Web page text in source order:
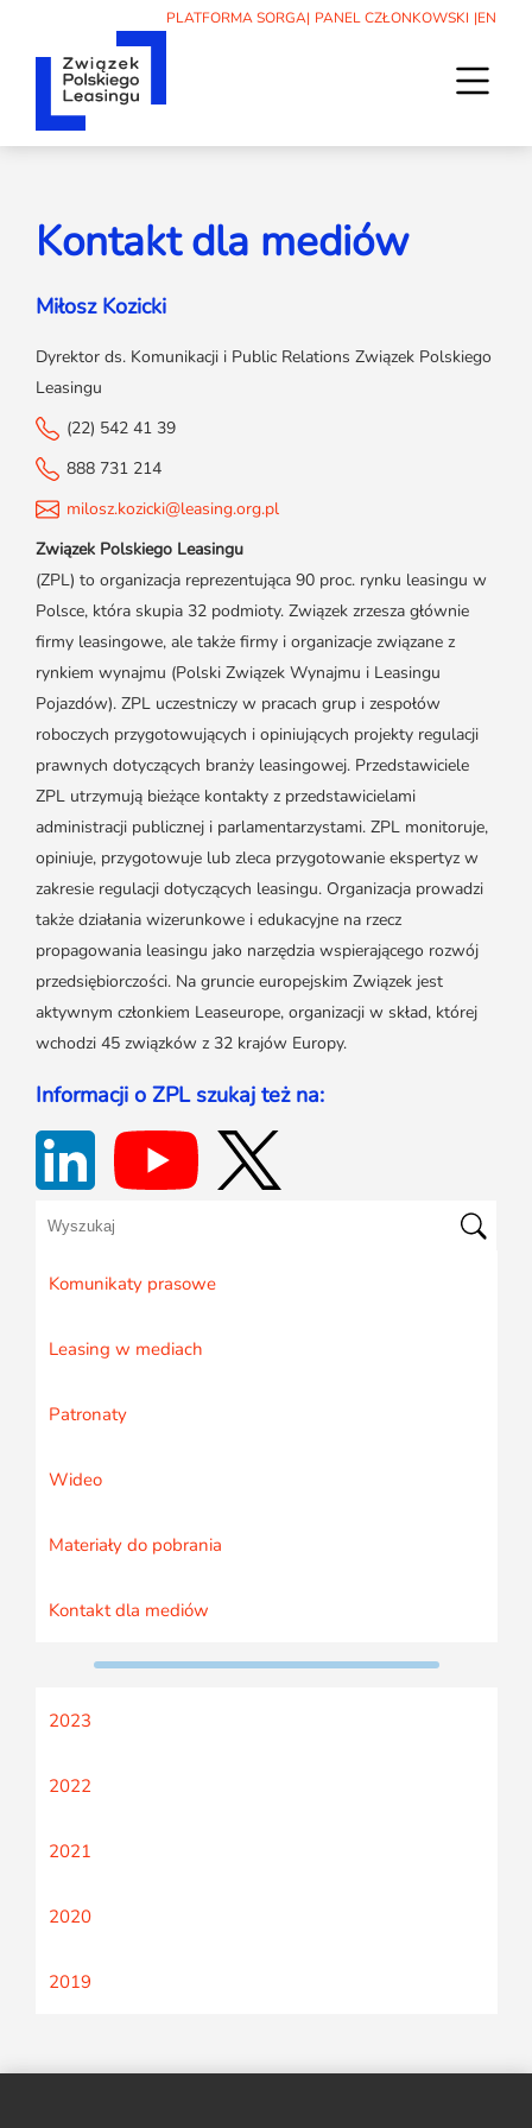
PLATFORMA SORGA| PANEL CZŁONKOWSKI |EN
Związek
Władze
Członkowie
Kodeks etyki
Sąd koleżeński
Współpraca międzynarodowa
Członkostwo
Zespół ZPL
Partnerzy ZPL
Subskrybuj Leaseletter
Leasing
Poradniki
Raporty i badania
Słownik
Dla początkujących
Znajdź leasingodawcę
Aktualności
30-lecie ZPL
Wydarzenia
Szkolenia
Patronaty
Archiwum
Statystyki
Media
Informacje prasowe
Informacje prasowe firm członkowskich
Materiały do pobrania
Kontakt dla mediów
Kontakt
Klauzule informacyjne
Kontakt dla mediów
Miłosz Kozicki
Dyrektor ds. Komunikacji i Public Relations Związek Polskiego
Leasingu
(22) 542 41 39
888 731 214
milosz.kozicki@leasing.org.pl
Związek Polskiego Leasingu
(ZPL) to organizacja reprezentująca 90 proc. rynku leasingu w
Polsce, która skupia 32 podmioty. Związek zrzesza głównie
firmy leasingowe, ale także firmy i organizacje związane z
rynkiem wynajmu (Polski Związek Wynajmu i Leasingu
Pojazdów). ZPL uczestniczy w pracach grup i zespołów
roboczych przygotowujących i opiniujących projekty regulacji
prawnych dotyczących branży leasingowej. Przedstawiciele
ZPL utrzymują bieżące kontakty z przedstawicielami
administracji publicznej i parlamentarzystami. ZPL monitoruje,
opiniuje, przygotowuje lub zleca przygotowanie ekspertyz w
zakresie regulacji dotyczących leasingu. Organizacja prowadzi
także działania wizerunkowe i edukacyjne na rzecz
propagowania leasingu jako narzędzia wspierającego rozwój
przedsiębiorczości. Na gruncie europejskim Związek jest
aktywnym członkiem Leaseurope, organizacji w skład, której
wchodzi 45 związków z 32 krajów Europy.
Informacji o ZPL szukaj też na:
Komunikaty prasowe
Leasing w mediach
Patronaty
Wideo
Materiały do pobrania
Kontakt dla mediów
2023
2022
2021
2020
2019